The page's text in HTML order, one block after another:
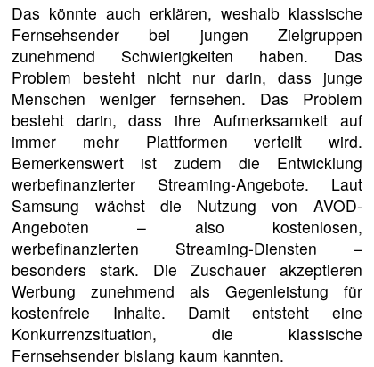
Das könnte auch erklären, weshalb klassische
Fernsehsender bei jungen Zielgruppen
zunehmend Schwierigkeiten haben. Das
Problem besteht nicht nur darin, dass junge
Menschen weniger fernsehen. Das Problem
besteht darin, dass ihre Aufmerksamkeit auf
immer mehr Plattformen verteilt wird.
Bemerkenswert ist zudem die Entwicklung
werbefinanzierter Streaming-Angebote. Laut
Samsung wächst die Nutzung von AVOD-
Angeboten – also kostenlosen,
werbefinanzierten Streaming-Diensten –
besonders stark. Die Zuschauer akzeptieren
Werbung zunehmend als Gegenleistung für
kostenfreie Inhalte. Damit entsteht eine
Konkurrenzsituation, die klassische
Fernsehsender bislang kaum kannten.